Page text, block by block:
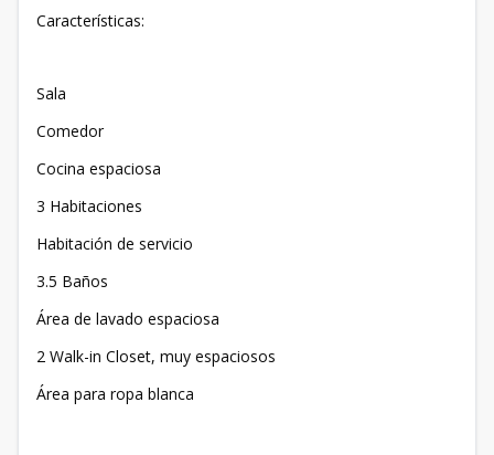
Características:
Sala
Comedor
Cocina espaciosa
3 Habitaciones
Habitación de servicio
3.5 Baños
Área de lavado espaciosa
2 Walk-in Closet, muy espaciosos
Área para ropa blanca